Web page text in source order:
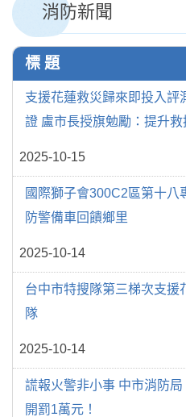
消防新聞
標 題
支援花蓮救災歸來即投入評
證 盧市長授旗勉勵：提升
2025-10-15
國際獅子會300C2區第十八
防警備車回饋鄉里
2025-10-14
台中市特搜隊第三梯次支援
隊
2025-10-14
謊報火警非小事 中市消防
開罰1萬元！